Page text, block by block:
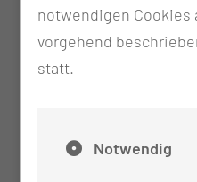
notwendigen
vorgehend
statt.
Notwendig